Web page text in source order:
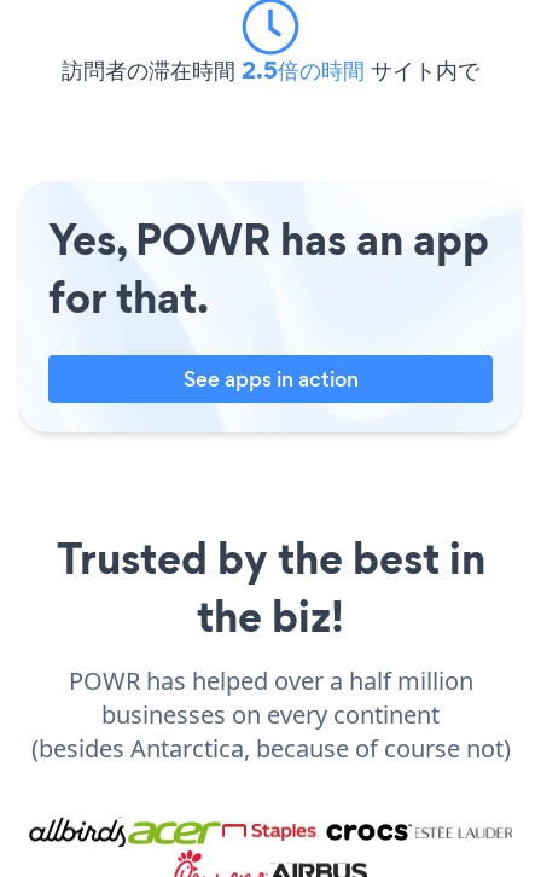
訪問者の滞在時間 2.5倍の時間 サイト内で
Yes, POWR has an app
for that.
See apps in action
Trusted by the best in
the biz!
POWR has helped over a half million
businesses on every continent
(besides Antarctica, because of course not)